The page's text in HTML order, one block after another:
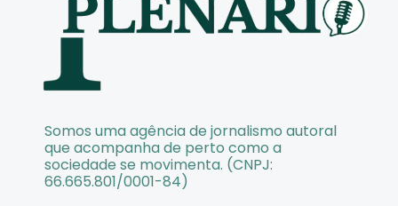
Somos uma agência de jornalismo autoral
que acompanha de perto como a
sociedade se movimenta. (CNPJ:
66.665.801/0001-84)